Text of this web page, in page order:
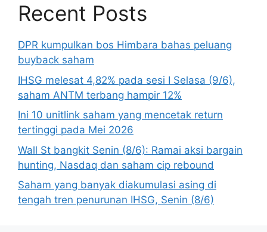
Recent Posts
DPR kumpulkan bos Himbara bahas peluang
buyback saham
IHSG melesat 4,82% pada sesi I Selasa (9/6),
saham ANTM terbang hampir 12%
Ini 10 unitlink saham yang mencetak return
tertinggi pada Mei 2026
Wall St bangkit Senin (8/6): Ramai aksi bargain
hunting, Nasdaq dan saham cip rebound
Saham yang banyak diakumulasi asing di
tengah tren penurunan IHSG, Senin (8/6)